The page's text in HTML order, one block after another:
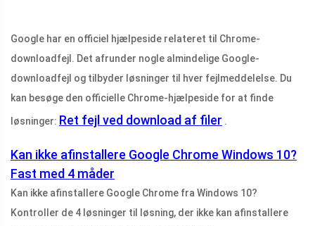
Google har en officiel hjælpeside relateret til Chrome-
downloadfejl. Det afrunder nogle almindelige Google-
downloadfejl og tilbyder løsninger til hver fejlmeddelelse. Du
kan besøge den officielle Chrome-hjælpeside for at finde
løsninger: Ret fejl ved download af filer .
Kan ikke afinstallere Google Chrome Windows 10?
Fast med 4 måder
Kan ikke afinstallere Google Chrome fra Windows 10?
Kontroller de 4 løsninger til løsning, der ikke kan afinstallere